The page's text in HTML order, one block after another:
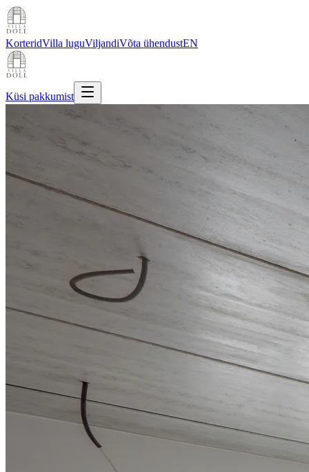
KorteridVilla luguViljandiVõta ühendustEN
Küsi pakkumist